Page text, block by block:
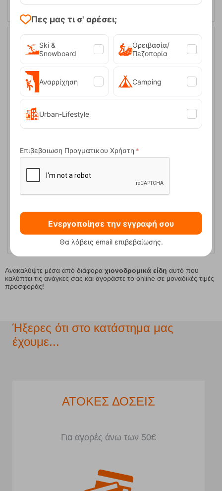
10%
Dakine
διαθέσιμο
Ανακαλύψτε μέσα από διάφορα χιονοδρομικά είδη αυτό που
καλύπτει τις ανάγκες σας και αγοράστε το online σε μοναδικές τιμές
προσφοράς!
Ήξερες ότι στο κατάστημα μας
έχουμε...
ΑΤΟΚΕΣ ΔΟΣΕΙΣ
Για αγορές άνω των 50€
Πες μας τι σ' αρέσει;
Ski &
Snowboard
Ορειβασία/
Πεζοπορία
Αναρρίχηση Camping
Urban-Lifestyle
Επιβεβαιωση Πραγματικου Χρήστη
Ενεργοποίησε την εγγραφή σου
Θα λάβεις email επιβεβαίωσης.